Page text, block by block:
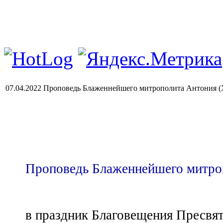
07.04.2022 Проповедь Блаженнейшего митрополита Антония
Проповедь Блаженнейшего
в праздник Благовещения